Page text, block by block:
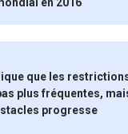
que les
plus fréquentes,
progresse